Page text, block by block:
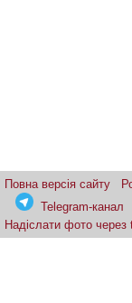
Повна версія сайту
Telegram-канал
Надіслати фото через